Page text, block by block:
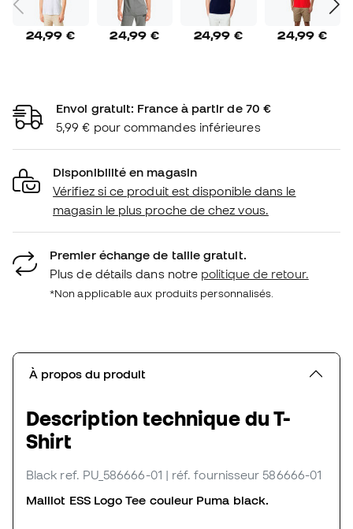
24,99 € 24,99 € 24,99 € 24,99 €
Envoi gratuit: France à partir de 70 €
5,99 € pour commandes inférieures
Disponibilité en magasin
Vérifiez si ce produit est disponible dans le
magasin le plus proche de chez vous.
Premier échange de taille gratuit.
Plus de détails dans notre politique de retour.
*Non applicable aux produits personnalisés.
À propos du produit
Description technique du T-
Shirt
Black ref. PU_586666-01 | réf. fournisseur 586666-01
Maillot ESS Logo Tee couleur Puma black.